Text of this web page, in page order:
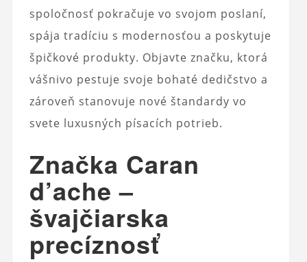
spoločnosť pokračuje vo svojom poslaní,
spája tradíciu s modernosťou a poskytuje
špičkové produkty. Objavte značku, ktorá
vášnivo pestuje svoje bohaté dedičstvo a
zároveň stanovuje nové štandardy vo
svete luxusných písacích potrieb.
Značka Caran
d’ache –
švajčiarska
precíznosť